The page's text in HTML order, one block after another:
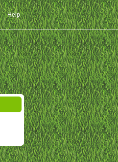
Help